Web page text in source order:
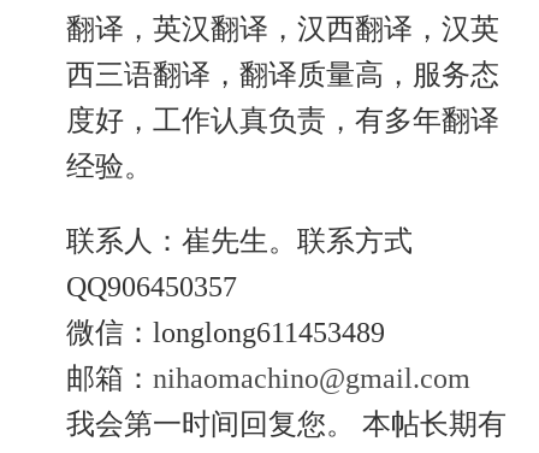
翻译，英汉翻译，汉西翻译，汉英
西三语翻译，翻译质量高，服务态
度好，工作认真负责，有多年翻译
经验。
联系人：崔先生。联系方式
QQ906450357
微信：longlong611453489
邮箱： nihaomachino@gmail.com
我会第一时间回复您。 本帖长期有